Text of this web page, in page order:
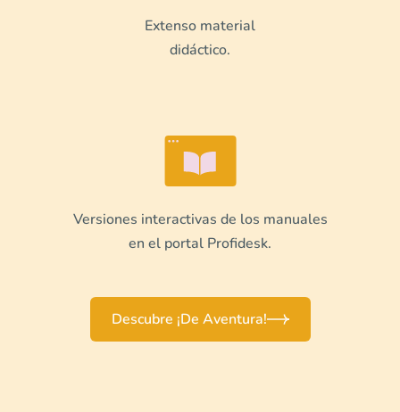
Extenso material
didáctico.
Versiones interactivas de los manuales
en el portal Profidesk.
Descubre ¡De Aventura!